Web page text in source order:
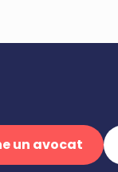
un avocat